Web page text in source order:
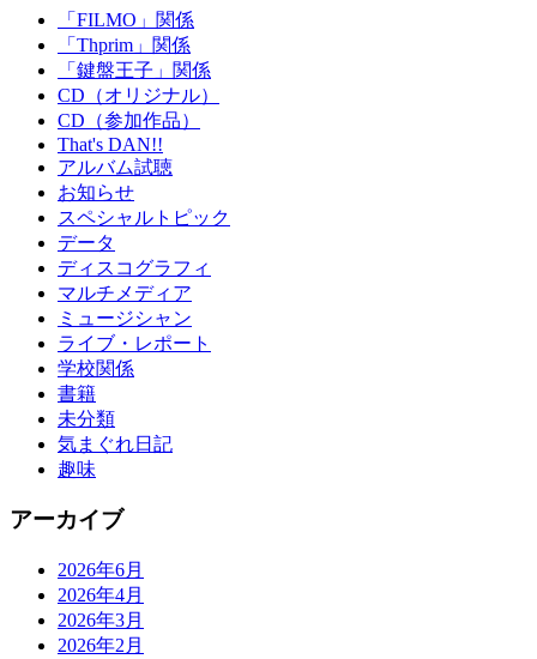
「FILMO」関係
「Thprim」関係
「鍵盤王子」関係
CD（オリジナル）
CD（参加作品）
That's DAN!!
アルバム試聴
お知らせ
スペシャルトピック
データ
ディスコグラフィ
マルチメディア
ミュージシャン
ライブ・レポート
学校関係
書籍
未分類
気まぐれ日記
趣味
アーカイブ
2026年6月
2026年4月
2026年3月
2026年2月